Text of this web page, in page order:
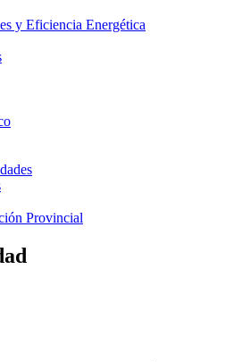
y Eficiencia Energética
Provincial